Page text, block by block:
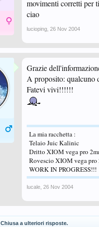
movimenti corretti per
ciao
lucioping 26 Nov 2004
Grazie
A proposito: qualcuno
Fatevi vivi!!!!!!
La mia racchetta :
Telaio Juic Kalinic
Dritto XIOM vega pro
Rovescio XIOM vega pro
WORK IN PROGRESS!!!
lucale 26 Nov 2004
Chiusa a ulteriori risposte.